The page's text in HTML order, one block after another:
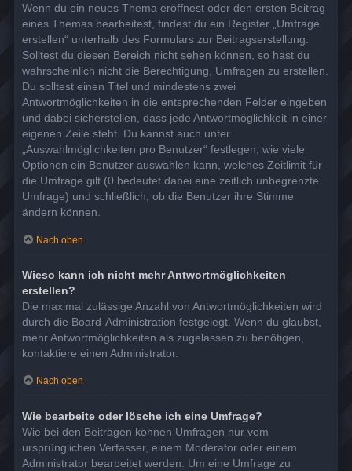
Wenn du ein neues Thema eröffnest oder den ersten Beitrag
eines Themas bearbeitest, findest du ein Register „Umfrage
erstellen“ unterhalb des Formulars zur Beitragserstellung.
Solltest du diesen Bereich nicht sehen können, so hast du
wahrscheinlich nicht die Berechtigung, Umfragen zu erstellen.
Du solltest einen Titel und mindestens zwei
Antwortmöglichkeiten in die entsprechenden Felder eingeben
und dabei sicherstellen, dass jede Antwortmöglichkeit in einer
eigenen Zeile steht. Du kannst auch unter
„Auswahlmöglichkeiten pro Benutzer“ festlegen, wie viele
Optionen ein Benutzer auswählen kann, welches Zeitlimit für
die Umfrage gilt (0 bedeutet dabei eine zeitlich unbegrenzte
Umfrage) und schließlich, ob die Benutzer ihre Stimme
ändern können.
Nach oben
Wieso kann ich nicht mehr Antwortmöglichkeiten
erstellen?
Die maximal zulässige Anzahl von Antwortmöglichkeiten wird
durch die Board-Administration festgelegt. Wenn du glaubst,
mehr Antwortmöglichkeiten als zugelassen zu benötigen,
kontaktiere einen Administrator.
Nach oben
Wie bearbeite oder lösche ich eine Umfrage?
Wie bei den Beiträgen können Umfragen nur vom
ursprünglichen Verfasser, einem Moderator oder einem
Administrator bearbeitet werden. Um eine Umfrage zu